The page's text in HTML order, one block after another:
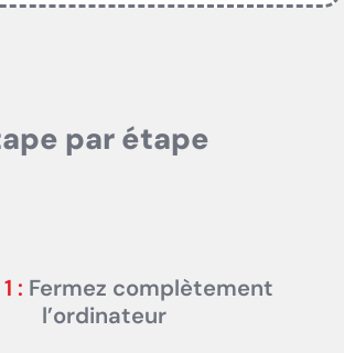
par étape
: Fermez complètement
l’ordinateur